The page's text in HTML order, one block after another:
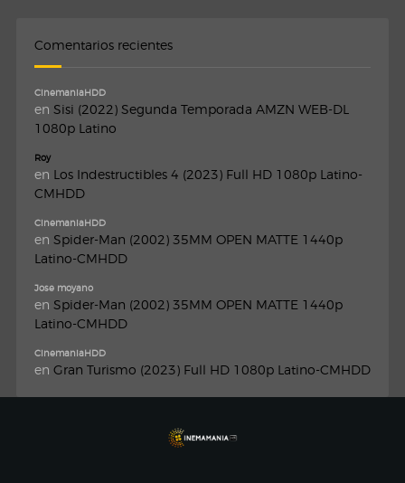
Comentarios recientes
CinemaniaHDD
en Sisi (2022) Segunda Temporada AMZN WEB-DL
1080p Latino
Roy
en Los Indestructibles 4 (2023) Full HD 1080p Latino-
CMHDD
CinemaniaHDD
en Spider-Man (2002) 35MM OPEN MATTE 1440p
Latino-CMHDD
Jose moyano
en Spider-Man (2002) 35MM OPEN MATTE 1440p
Latino-CMHDD
CinemaniaHDD
en Gran Turismo (2023) Full HD 1080p Latino-CMHDD